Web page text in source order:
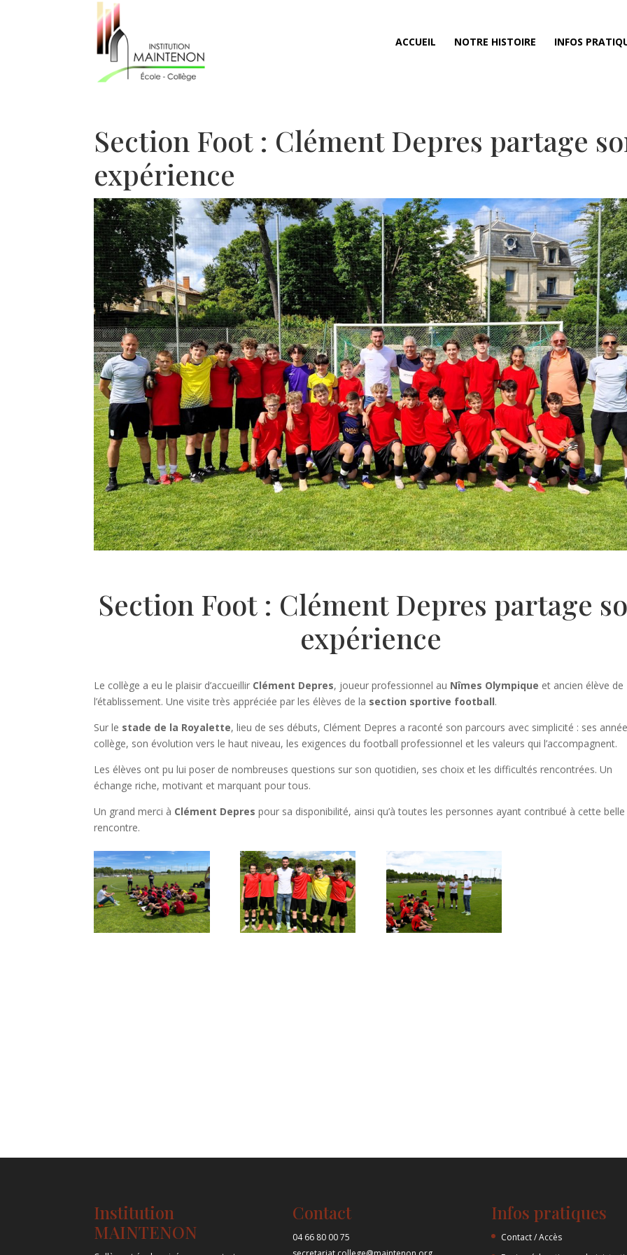
ACCUEIL NOTRE HISTOIRE INFOS
Section Foot : Clément Depres partage
expérience
Section Foot : Clément Depres partage
expérience
Le collège a eu le plaisir d’accueillir Clément Depres, joueur professionnel au Nîmes Olympique et ancien élève de
l’établissement. Une visite très appréciée par les élèves de la section sportive football.
Sur le stade de la Royalette, lieu de ses débuts, Clément Depres a raconté son parcours avec simplicité : ses
collège, son évolution vers le haut niveau, les exigences du football professionnel et les valeurs qui l’accompagnent.
Les élèves ont pu lui poser de nombreuses questions sur son quotidien, ses choix et les difficultés rencontrées. Un
échange riche, motivant et marquant pour tous.
Un grand merci à Clément Depres pour sa disponibilité, ainsi qu’à toutes les personnes ayant contribué à cette belle
rencontre.
Institution
MAINTENON
Contact
04 66 80 00 75
Infos pratiques
Contact / Accès